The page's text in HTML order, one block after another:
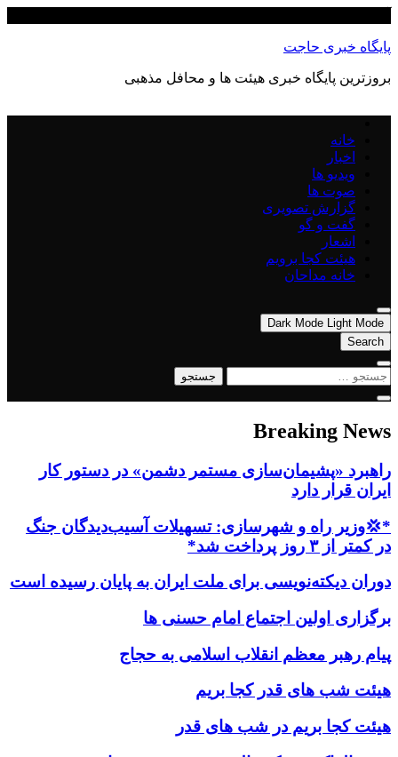
content
پایگاه خبری حاجت
بروزترین پایگاه‌ خبری هیئت ها و محافل مذهبی
خانه
اخبار
ویدیو ها
صوت ها
گزارش تصویری
گفت و گو
اشعار
هیئت کجا برویم
خانه مداحان
Dark Mode Light Mode
Search
جستجو
Breaking News
راهبرد «پشیمان‌سازی مستمر دشمن» در دستور کار
ایران قرار دارد
*💢وزیر راه و شهرسازی: تسهیلات آسیب‌دیدگان جنگ
در کمتر از ۳ روز پرداخت شد*
دوران دیکته‌نویسی برای ملت ایران به پایان رسیده است
برگزاری اولین اجتماع امام حسنی ها
پیام رهبر معظم انقلاب اسلامی به حجاج
هیئت شب های قدر کجا بریم
هیئت کجا بریم در شب های قدر